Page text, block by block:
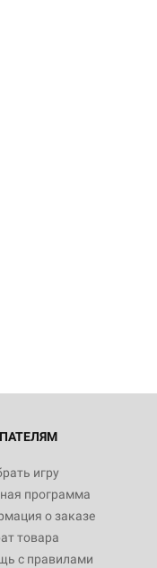
игру
программа
о заказе
товара
с правилами